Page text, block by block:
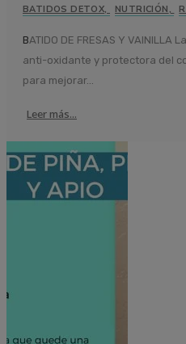
BATIDOS DETOX, NUTRICIÓN ,
BATIDO DE FRESAS Y VAINILLA La fresa es anti-inflamatoria,
anti-oxidante y protectora del
para mejorar...
Leer más...